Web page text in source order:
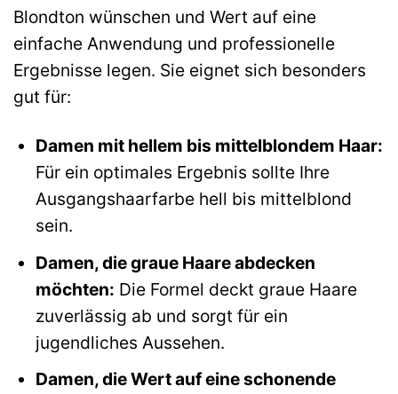
Blondton wünschen und Wert auf eine
einfache Anwendung und professionelle
Ergebnisse legen. Sie eignet sich besonders
gut für:
Damen mit hellem bis mittelblondem Haar:
Für ein optimales Ergebnis sollte Ihre
Ausgangshaarfarbe hell bis mittelblond
sein.
Damen, die graue Haare abdecken
möchten: Die Formel deckt graue Haare
zuverlässig ab und sorgt für ein
jugendliches Aussehen.
Damen, die Wert auf eine schonende